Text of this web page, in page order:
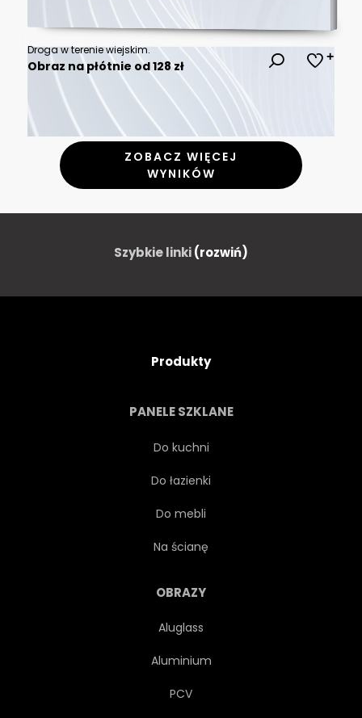
Droga w terenie wiejskim.
Obraz na płótnie od 128 zł
ZOBACZ WIĘCEJ
WYNIKÓW
Szybkie linki(rozwiń)
Produkty
PANELE SZKLANE
Do kuchni
Do łazienki
Do mebli
Na ścianę
OBRAZY
Aluglass
Aluminium
PCV